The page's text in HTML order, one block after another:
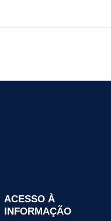
ACESSO À
INFORMAÇÃO